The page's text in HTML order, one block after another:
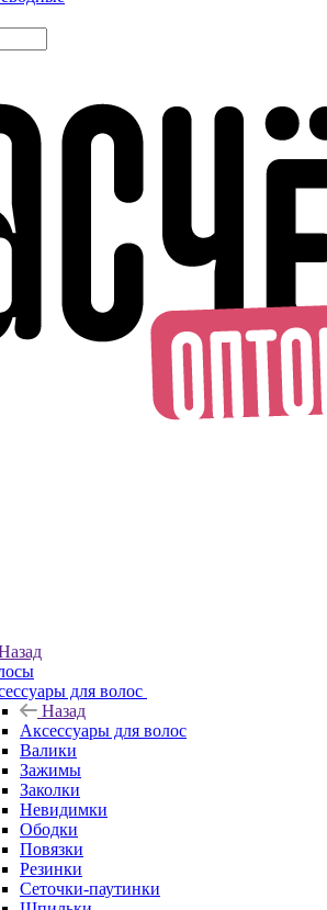
для волос
Назад
Аксессуары для волос
Валики
Зажимы
Заколки
Невидимки
Ободки
Повязки
Резинки
Сеточки-паутинки